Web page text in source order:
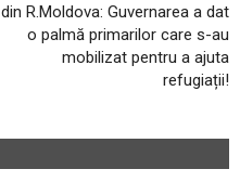
din R.Moldova: Guvernarea a dat
o palmă primarilor care s-au
mobilizat pentru a ajuta
refugiații!